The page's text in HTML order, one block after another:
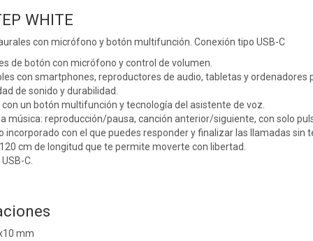
WHITE
con micrófono y botón multifunción. Conexión tipo USB-C
de botón con micrófono y control de volumen.
con smartphones, reproductores de audio, tabletas y ordenadores
de sonido y durabilidad.
con un botón multifunción y tecnología del asistente de voz.
música: reproducción/pausa, canción anterior/siguiente, con solo
incorporado con el que puedes responder y finalizar las llamadas
cm de longitud que te permite moverte con libertad.
C.
mm